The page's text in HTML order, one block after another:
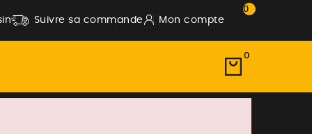
Suivre sa commande Mon compte
0
0